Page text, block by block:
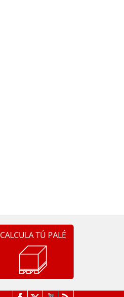
CALCULA TÚ PALÉ